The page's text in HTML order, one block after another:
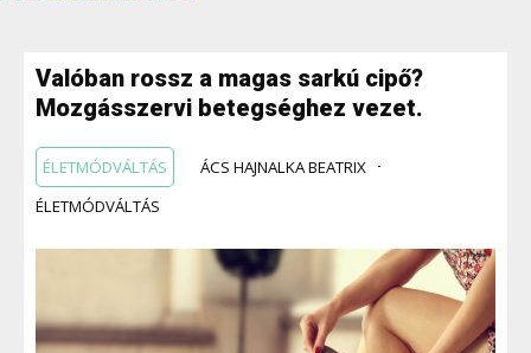
Valóban rossz a magas sarkú cipő?
Mozgásszervi betegséghez vezet.
ÉLETMÓDVÁLTÁS
ÁCS HAJNALKA BEATRIX
ÉLETMÓDVÁLTÁS